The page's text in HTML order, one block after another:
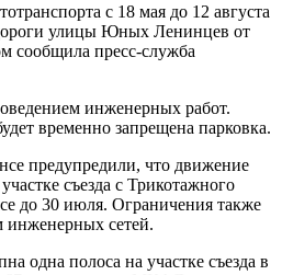
с 18 мая до 12 августа
улицы Юных Ленинцев от
сообщила пресс-служба
инженерных работ.
временно запрещена парковка.
предупредили, что движение
съезда с Трикотажного
до 30 июля. Ограничения также
инженерных сетей.
одна полоса на участке съезда в